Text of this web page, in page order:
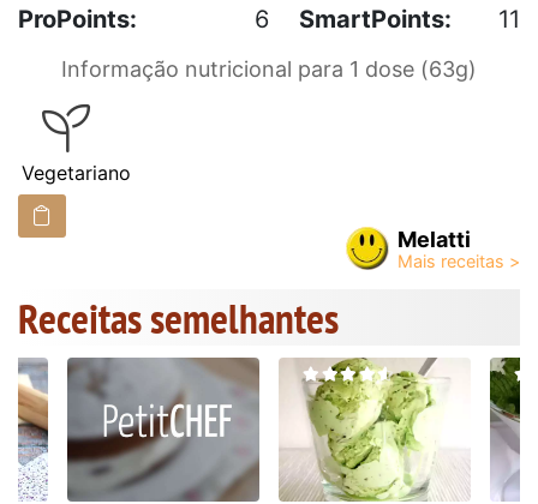
ProPoints:
6 SmartPoints: 11
Informação nutricional para 1 dose (63g)
Vegetariano
Melatti
Receitas semelhantes